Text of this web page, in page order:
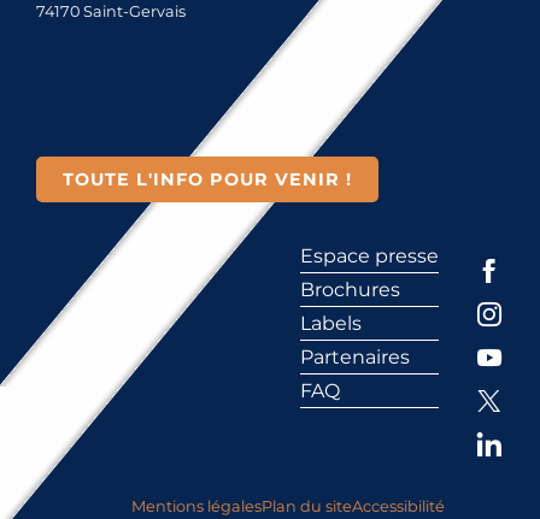
74170 Saint-Gervais
TOUTE L'INFO POUR VENIR !
Espace presse
Brochures
Labels
Partenaires
FAQ
Mentions légalesPlan du siteAccessibilité